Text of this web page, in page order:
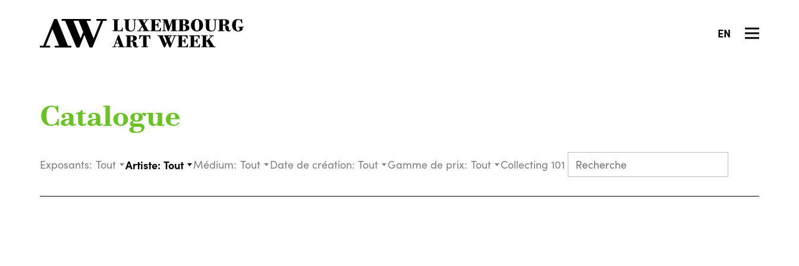
EN
Catalogue
Exposants: Tout Artiste: Tout Médium: Tout Date de création: Tout Gamme de prix: Tout Collecting 101